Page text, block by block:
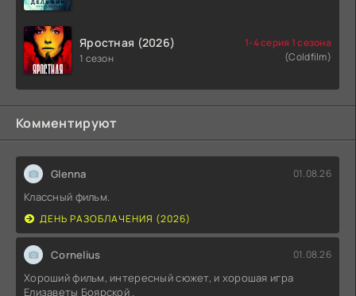
Яростная (2026)
1 сезон
1-4 серия 1 сезона
(Coldfilm)
Комментируют
Glenna 01.08.26
Классный фильм.
ДЕНЬ РАЗОБЛАЧЕНИЯ (2026)
Cornelius 01.08.26
Хороший фильм, интересный сюжет, и хорошая игра
Елизаветы Боярской .